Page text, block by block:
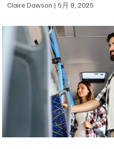
Claire Dawson 5月 8, 2025